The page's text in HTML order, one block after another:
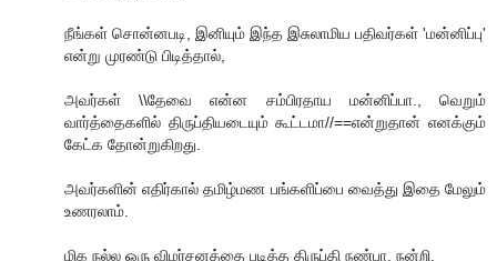
நீங்கள் சொன்னபடி, இனியும் இந்த இசுலாமிய பதிவர்கள் 'மன்னிப்பு'
என்று முரண்டு பிடித்தால்,
அவர்கள் \\தேவை என்ன சம்பிரதாய மன்னிப்பா., வெறும்
வார்த்தைகளில் திருப்தியடையும் கூட்டமா//==என்றுதான் எனக்கும்
கேட்க தோன்றுகிறது.
அவர்களின் எதிர்கால் தமிழ்மண பங்களிப்பை வைத்து இதை மேலும்
உணரலாம்.
மிக நல்ல ஒரு விமர்சனத்தை படித்த திருப்தி நண்பா. நன்றி.